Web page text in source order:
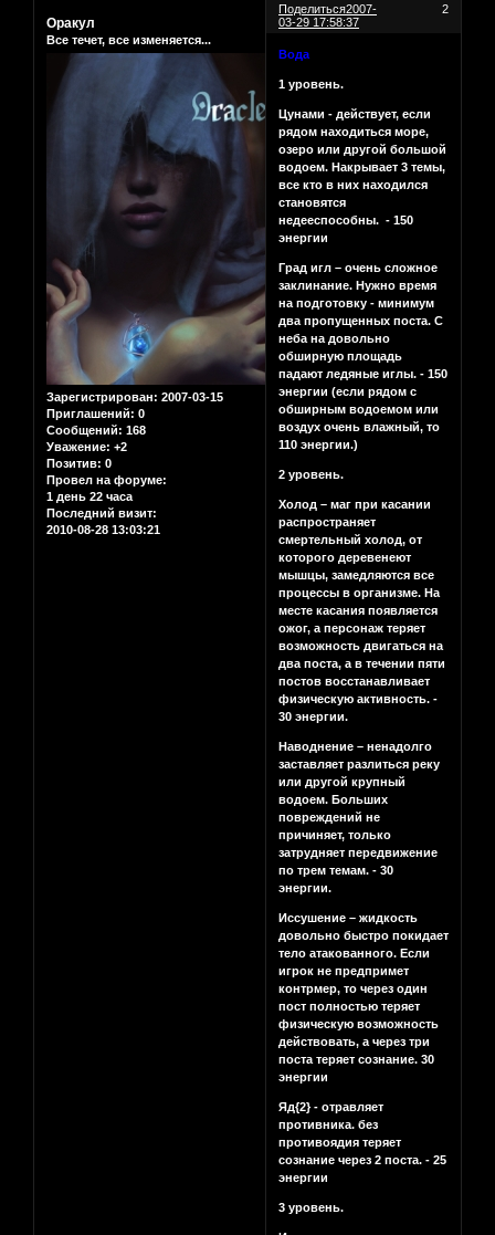
Поделиться 2
2007-
03-29 17:58:37
Оракул
Все течет, все изменяется...
Зарегистрирован: 2007-03-15
Приглашений: 0
Сообщений: 168
Уважение: +2
Позитив: 0
Провел на форуме:
1 день 22 часа
Последний визит:
2010-08-28 13:03:21
Вода
1 уровень.
Цунами - действует, если
рядом находиться море,
озеро или другой большой
водоем. Накрывает 3 темы,
все кто в них находился
становятся
недееспособны. - 150
энергии
Град игл – очень сложное
заклинание. Нужно время
на подготовку - минимум
два пропущенных поста. С
неба на довольно
обширную площадь
падают ледяные иглы. - 150
энергии (если рядом с
обширным водоемом или
воздух очень влажный, то
110 энергии.)
2 уровень.
Холод – маг при касании
распространяет
смертельный холод, от
которого деревенеют
мышцы, замедляются все
процессы в организме. На
месте касания появляется
ожог, а персонаж теряет
возможность двигаться на
два поста, а в течении пяти
постов восстанавливает
физическую активность. -
30 энергии.
Наводнение – ненадолго
заставляет разлиться реку
или другой крупный
водоем. Больших
повреждений не
причиняет, только
затрудняет передвижение
по трем темам. - 30
энергии.
Иссушение – жидкость
довольно быстро покидает
тело атакованного. Если
игрок не предпримет
контрмер, то через один
пост полностью теряет
физическую возможность
действовать, а через три
поста теряет сознание. 30
энергии
Яд{2} - отравляет
противника. без
противоядия теряет
сознание через 2 поста. - 25
энергии
3 уровень.